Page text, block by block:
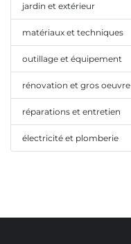
jardin et extérieur
matériaux et techniques
outillage et équipement
rénovation et gros oeuvre
réparations et entretien
électricité et plomberie